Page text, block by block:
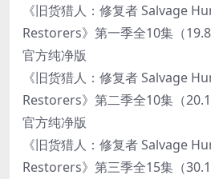
《旧货猎人：修复者 Salvage
Restorers》第一季全10集（
官方纯净版
《旧货猎人：修复者 Salvage
Restorers》第二季全10集（
官方纯净版
《旧货猎人：修复者 Salvage
Restorers》第三季全15集（